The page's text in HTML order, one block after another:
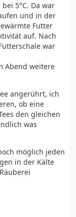
5°C. Da war
und in der
Futter
auf. Nach
war
Abend weitere
angerührt, ich
ob eine
den gleichen
was
möglich jeden
in der Kälte